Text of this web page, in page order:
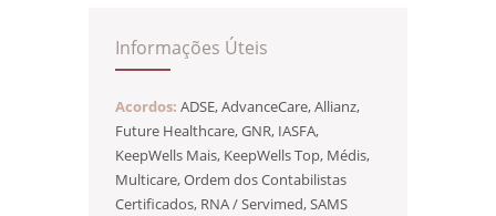
Informações Úteis
Acordos: ADSE, AdvanceCare, Allianz,
Future Healthcare, GNR, IASFA,
KeepWells Mais, KeepWells Top, Médis,
Multicare, Ordem dos Contabilistas
Certificados, RNA / Servimed, SAMS